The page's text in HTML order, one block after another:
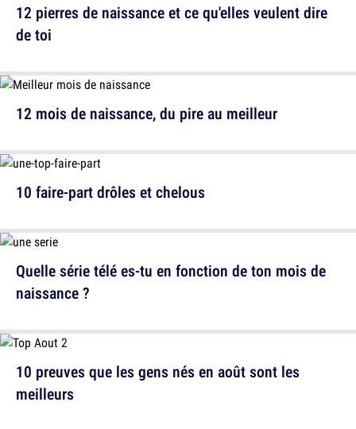
12 pierres de naissance et ce qu'elles veulent dire
de toi
10 faire-part drôles et chelous
10 preuves que les gens nés en août sont les
meilleurs
12 mois de naissance, du pire au meilleur
Quelle série télé es-tu en fonction de ton mois de
naissance ?